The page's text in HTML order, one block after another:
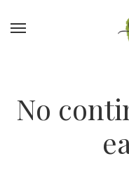
No